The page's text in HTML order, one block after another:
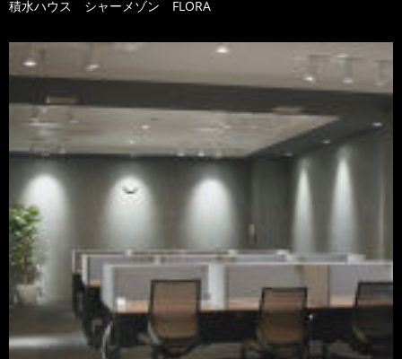
積水ハウス シャーメゾン FLORA